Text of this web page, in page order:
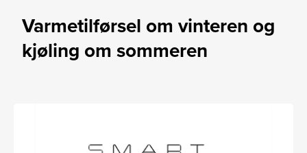
Varmetilførsel om vinteren og
kjøling om sommeren